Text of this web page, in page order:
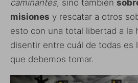
caminantes, sino también
misiones y rescatar a otros
esto con una total libertad a la
disentir entre cuál de todas es
que debemos tomar.